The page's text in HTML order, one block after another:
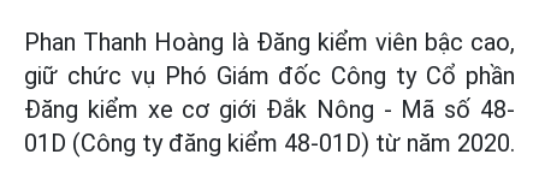
Phan Thanh Hoàng là Đăng kiểm viên bậc cao,
giữ chức vụ Phó Giám đốc Công ty Cổ phần
Đăng kiểm xe cơ giới Đắk Nông - Mã số 48-
01D (Công ty đăng kiểm 48-01D) từ năm 2020.